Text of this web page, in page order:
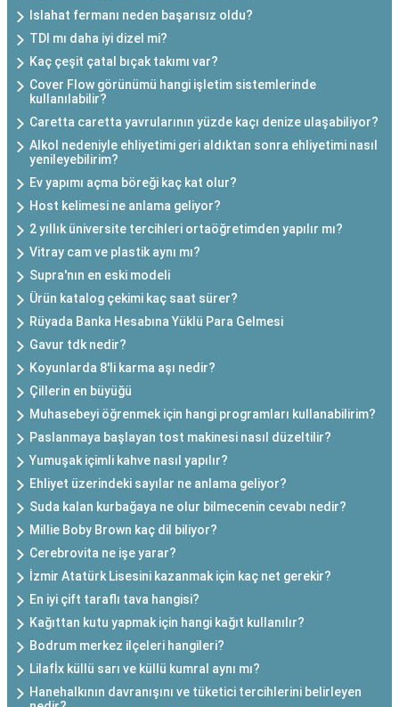
Islahat fermanı neden başarısız oldu?
TDI mı daha iyi dizel mi?
Kaç çeşit çatal bıçak takımı var?
Cover Flow görünümü hangi işletim sistemlerinde
kullanılabilir?
Caretta caretta yavrularının yüzde kaçı denize ulaşabiliyor?
Alkol nedeniyle ehliyetimi geri aldıktan sonra ehliyetimi nasıl
yenileyebilirim?
Ev yapımı açma böreği kaç kat olur?
Host kelimesi ne anlama geliyor?
2 yıllık üniversite tercihleri ortaöğretimden yapılır mı?
Vitray cam ve plastik aynı mı?
Supra'nın en eski modeli
Ürün katalog çekimi kaç saat sürer?
Rüyada Banka Hesabına Yüklü Para Gelmesi
Gavur tdk nedir?
Koyunlarda 8'li karma aşı nedir?
Çillerin en büyüğü
Muhasebeyi öğrenmek için hangi programları kullanabilirim?
Paslanmaya başlayan tost makinesi nasıl düzeltilir?
Yumuşak içimli kahve nasıl yapılır?
Ehliyet üzerindeki sayılar ne anlama geliyor?
Suda kalan kurbağaya ne olur bilmecenin cevabı nedir?
Millie Boby Brown kaç dil biliyor?
Cerebrovita ne işe yarar?
İzmir Atatürk Lisesini kazanmak için kaç net gerekir?
En iyi çift taraflı tava hangisi?
Kağıttan kutu yapmak için hangi kağıt kullanılır?
Bodrum merkez ilçeleri hangileri?
Lilafİx küllü sarı ve küllü kumral aynı mı?
Hanehalkının davranışını ve tüketici tercihlerini belirleyen